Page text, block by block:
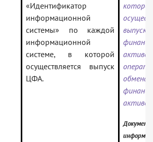
«Идентификатор
информационной
системы» по каждой
информационной
системе, в которой
осуществляется выпуск
ЦФА.
которой
выпуск
обмена